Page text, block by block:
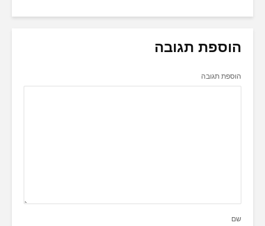
הוספת תגובה
הוספת תגובה
שם